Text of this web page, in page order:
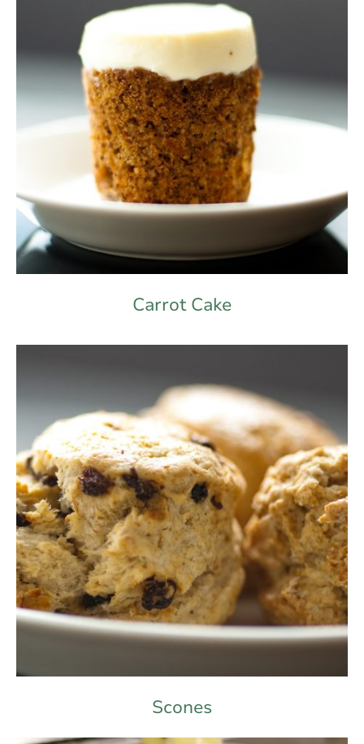
Carrot Cake
Scones